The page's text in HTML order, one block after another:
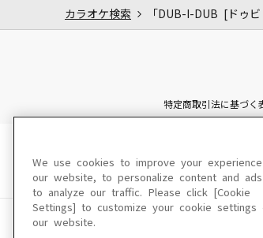
カラオケ検索 「DUB-I-DUB [ドゥ
特定商取引法に基づく
このサイトに掲載さ
We use cookies to improve your
our website, to personalize content and ads
to analyze our traffic. Please click [Cookie
Settings] to customize your cookie settings
our website.